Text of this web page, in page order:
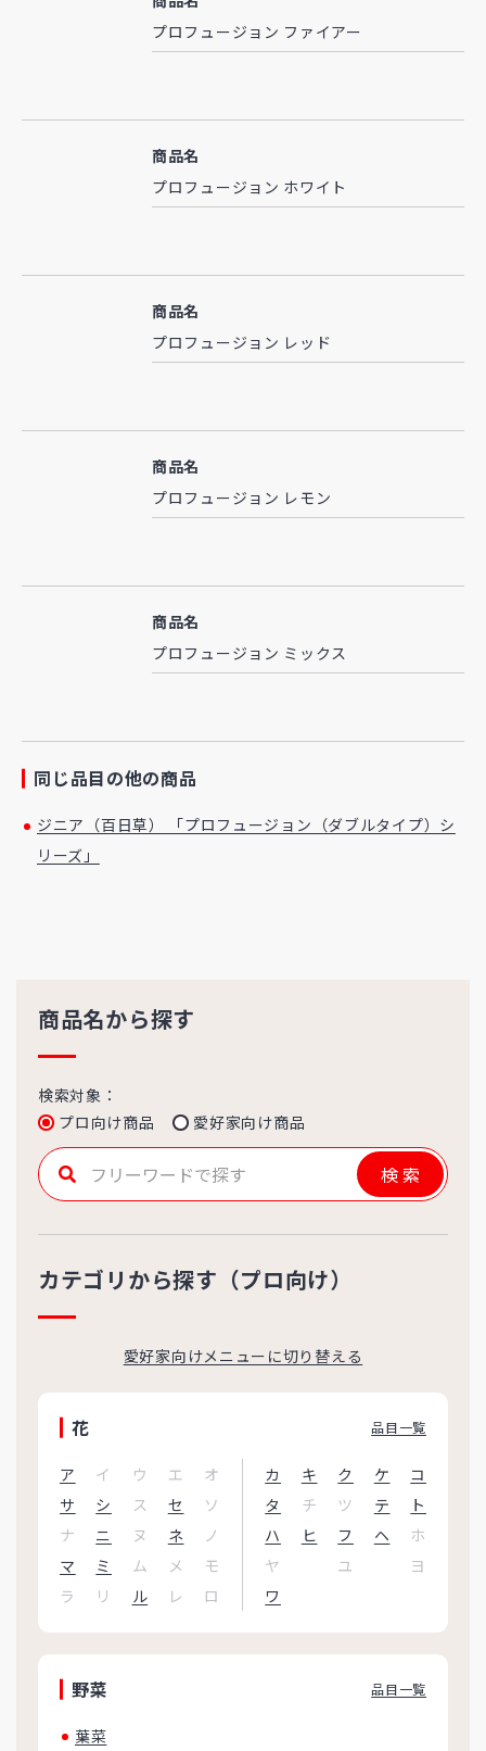
プロフュージョン ファイアー
商品名
プロフュージョン ホワイト
商品名
プロフュージョン レッド
商品名
プロフュージョン レモン
商品名
プロフュージョン ミックス
同じ品目の他の商品
ジニア（百日草） 「プロフュージョン（ダブルタイプ）シ
リーズ」
商品名から探す
検索対象：
プロ向け商品
愛好家向け商品
検索
カテゴリから探す（プロ向け）
愛好家向けメニューに切り替える
花 品目一覧
ア イ ウ エ オ カ キ ク ケ
コ
サ
シ ス セ ソ タ チ ツ テ
ト
ナ
ニ ヌ ネ ノ ハ ヒ フ ヘ
ホ
マ
ミ ム メ モ ヤ ユ
ヨ
ラ
リ ル レ ロ ワ
野菜 品目一覧
葉菜